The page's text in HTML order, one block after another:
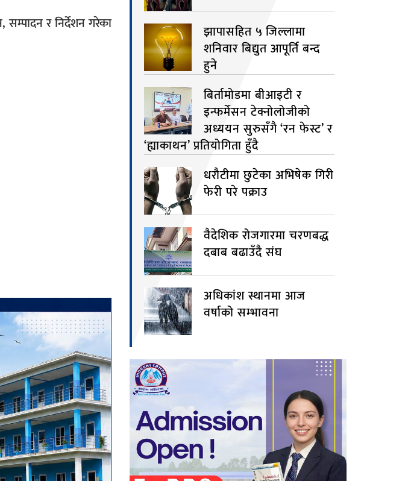
सम्पादन र निर्देशन गरेका
झापासहित ५ जिल्लामा
शनिवार बिद्युत आपूर्ति बन्द
हुने
बिर्तामोडमा बीआइटी र
इन्फर्मेसन टेक्नोलोजीको
अध्ययन सुरुसँगै ‘रन फेस्ट’ र
‘ह्याकाथन’ प्रतियोगिता हुँदै
धरौटीमा छुटेका अभिषेक गिरी
फेरी परे पक्राउ
वैदेशिक रोजगारमा चरणबद्ध
दबाब बढाउँदै संघ
अधिकांश स्थानमा आज
वर्षाको सम्भावना